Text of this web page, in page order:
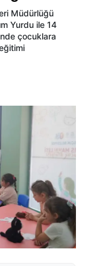
Müdürlüğü
Yurdu ile 14
çocuklara